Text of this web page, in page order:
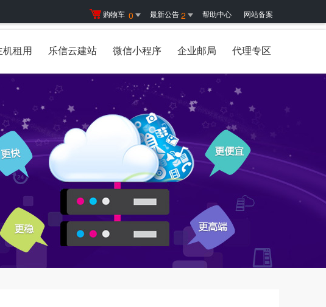
购物车 0 最新公告2 帮助中心 网站备案
机租用 乐信云建站 微信小程序 企业邮局 代理专区